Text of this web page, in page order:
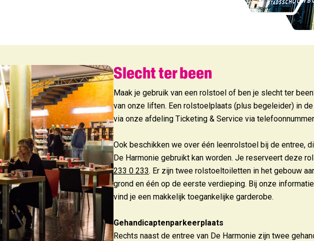
Slecht ter been
Maak je gebruik van een rolstoel of ben je slecht ter
van onze liften. Een rolstoelplaats (plus begeleider) in
via onze afdeling Ticketing & Service via telefoonnummer
Ook beschikken we over één leenrolstoel bij de entree,
De Harmonie gebruikt kan worden. Je reserveert deze
233 0 233. Er zijn twee rolstoeltoiletten in het gebouw
grond en één op de eerste verdieping. Bij onze
vind je een makkelijk toegankelijke garderobe.
Gehandicaptenparkeerplaats
Rechts naast de entree van De Harmonie zijn twee
Young update